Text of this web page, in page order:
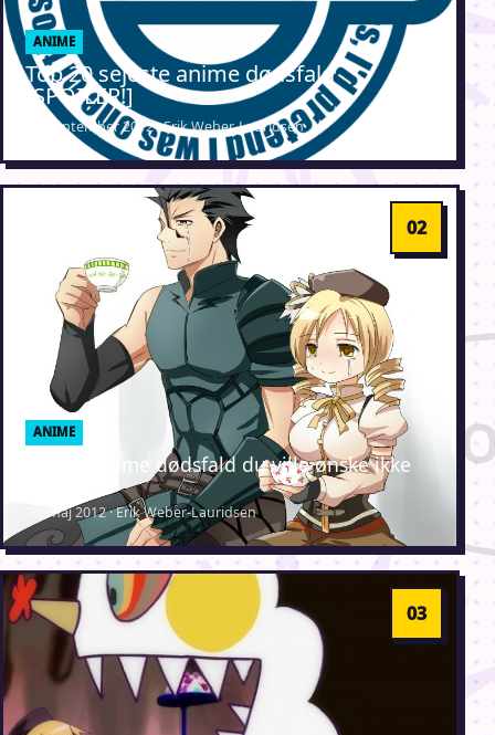
ANIME
Top 20 sejeste anime dødsfald
[SPOILER!]
13. september 2012 · Erik Weber-Lauridsen
ANIME
Top 15 anime dødsfald du ville ønske ikke
20. maj 2012 · Erik Weber-Lauridsen